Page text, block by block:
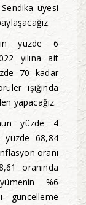
üyesi
yüzde 6
yılına ait
70 kadar
ışığında
yapacağız.
yüzde 4
yüzde 68,84
oranı
oranında
%6
güncelleme